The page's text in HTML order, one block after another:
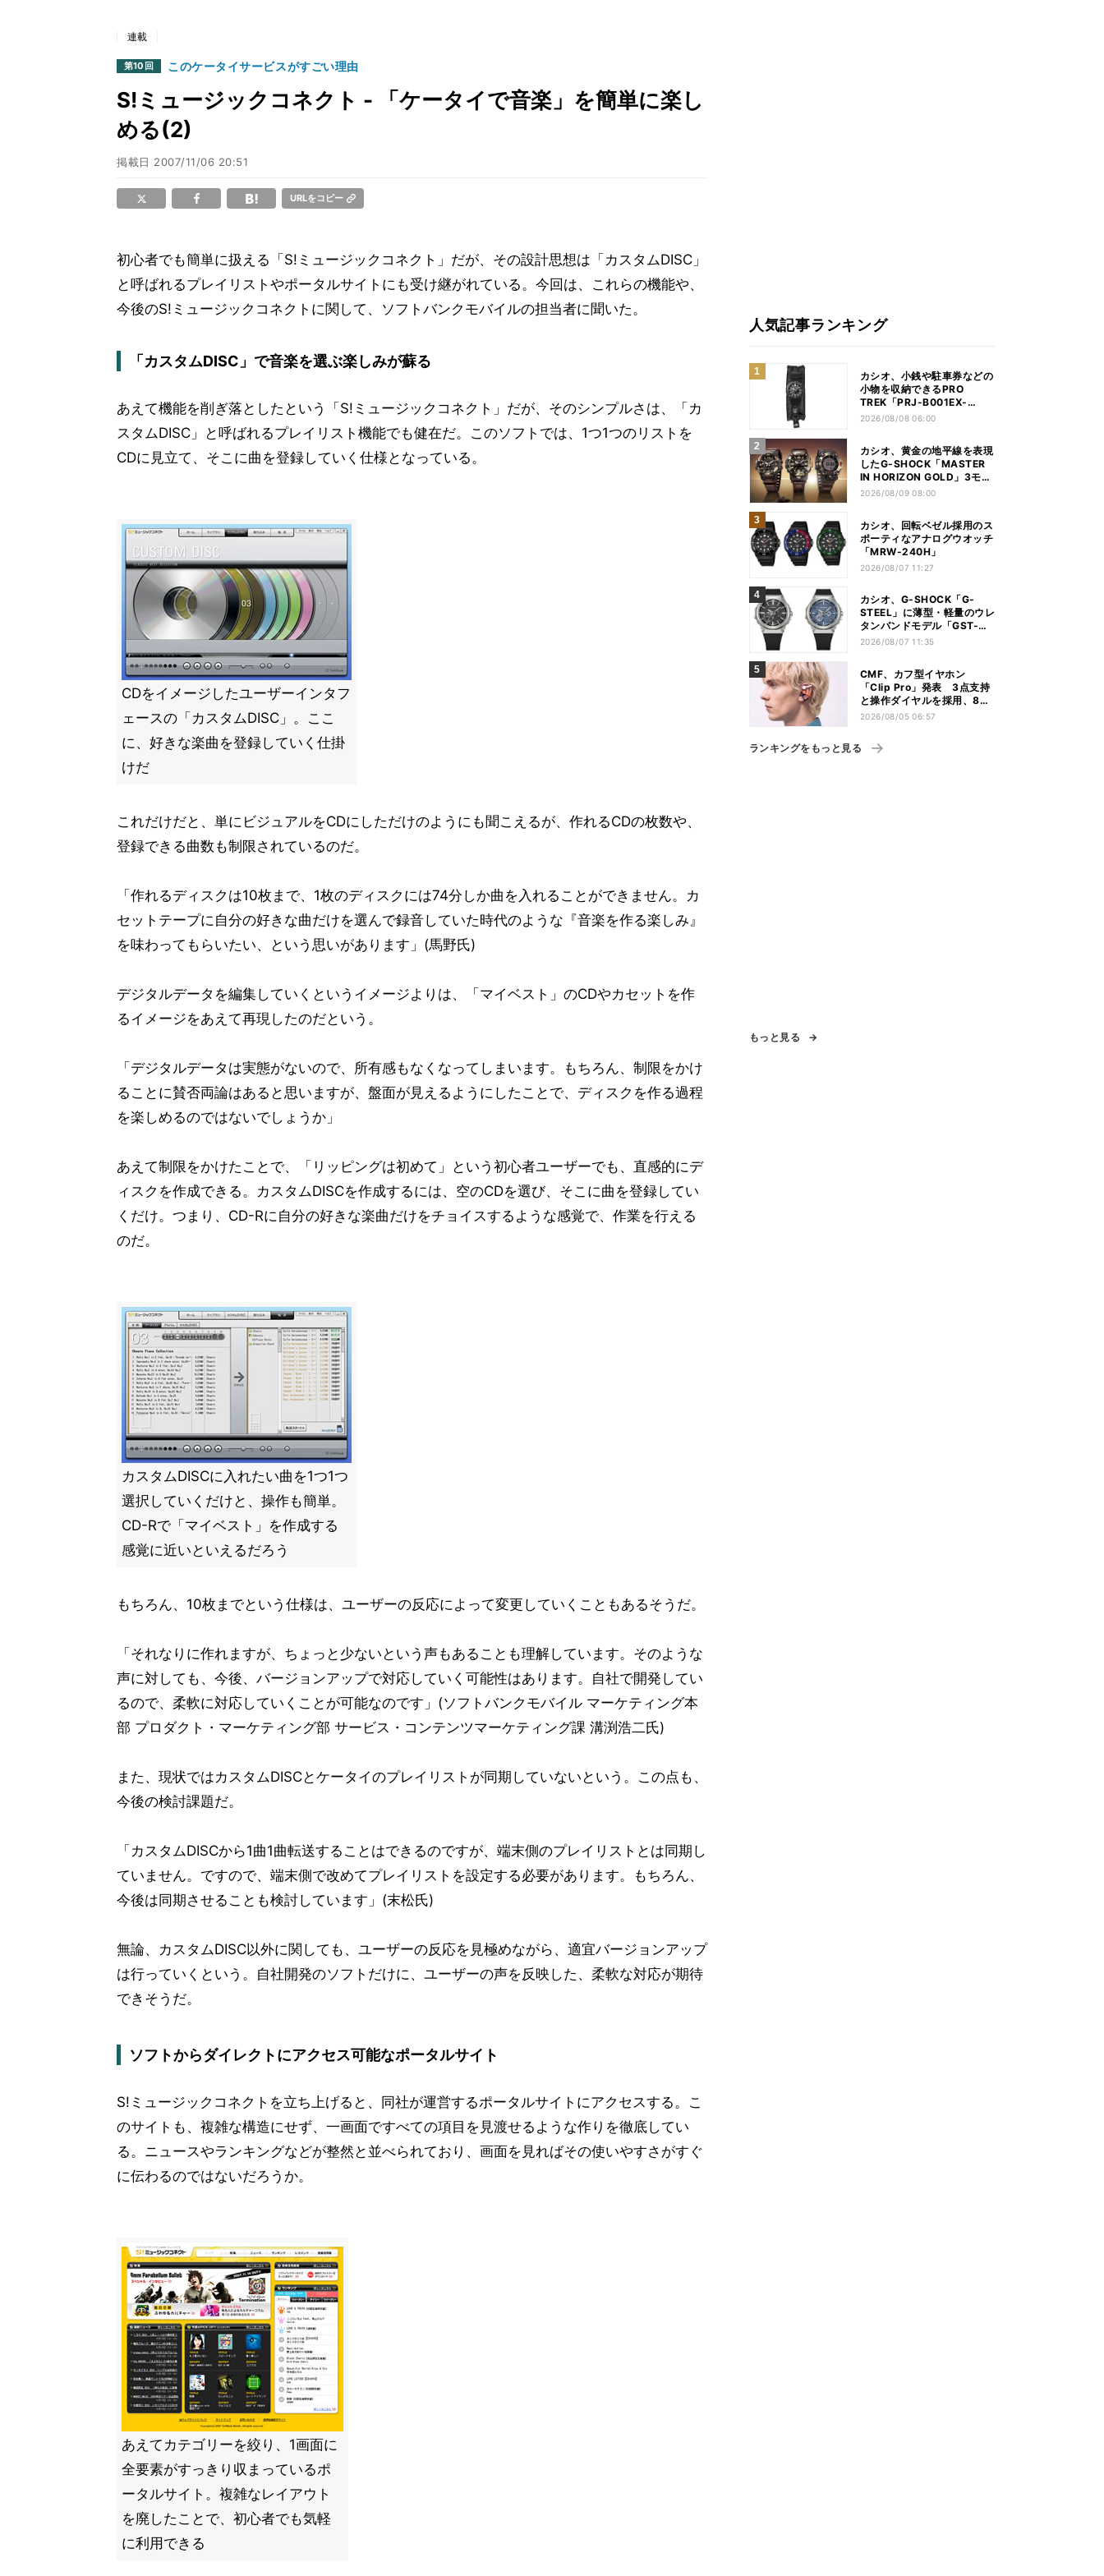
連載
第10回 このケータイサービスがすごい理由
S!ミュージックコネクト - 「ケータイで音楽」を簡単に楽し
める(2)
掲載日 2007/11/06 20:51
URLをコピー
初心者でも簡単に扱える「S!ミュージックコネクト」だが、その設計思想は「カスタムDISC」
と呼ばれるプレイリストやポータルサイトにも受け継がれている。今回は、これらの機能や、
今後のS!ミュージックコネクトに関して、ソフトバンクモバイルの担当者に聞いた。
「カスタムDISC」で音楽を選ぶ楽しみが蘇る
あえて機能を削ぎ落としたという「S!ミュージックコネクト」だが、そのシンプルさは、「カ
スタムDISC」と呼ばれるプレイリスト機能でも健在だ。このソフトでは、1つ1つのリストを
CDに見立て、そこに曲を登録していく仕様となっている。
CDをイメージしたユーザーインタフ
ェースの「カスタムDISC」。ここ
に、好きな楽曲を登録していく仕掛
けだ
これだけだと、単にビジュアルをCDにしただけのようにも聞こえるが、作れるCDの枚数や、
登録できる曲数も制限されているのだ。
「作れるディスクは10枚まで、1枚のディスクには74分しか曲を入れることができません。カ
セットテープに自分の好きな曲だけを選んで録音していた時代のような『音楽を作る楽しみ』
を味わってもらいたい、という思いがあります」(馬野氏)
デジタルデータを編集していくというイメージよりは、「マイベスト」のCDやカセットを作
るイメージをあえて再現したのだという。
「デジタルデータは実態がないので、所有感もなくなってしまいます。もちろん、制限をかけ
ることに賛否両論はあると思いますが、盤面が見えるようにしたことで、ディスクを作る過程
を楽しめるのではないでしょうか」
あえて制限をかけたことで、「リッピングは初めて」という初心者ユーザーでも、直感的にデ
ィスクを作成できる。カスタムDISCを作成するには、空のCDを選び、そこに曲を登録してい
くだけ。つまり、CD-Rに自分の好きな楽曲だけをチョイスするような感覚で、作業を行える
のだ。
カスタムDISCに入れたい曲を1つ1つ
選択していくだけと、操作も簡単。
CD-Rで「マイベスト」を作成する
感覚に近いといえるだろう
もちろん、10枚までという仕様は、ユーザーの反応によって変更していくこともあるそうだ。
「それなりに作れますが、ちょっと少ないという声もあることも理解しています。そのような
声に対しても、今後、バージョンアップで対応していく可能性はあります。自社で開発してい
るので、柔軟に対応していくことが可能なのです」(ソフトバンクモバイル マーケティング本
部 プロダクト・マーケティング部 サービス・コンテンツマーケティング課 溝渕浩二氏)
また、現状ではカスタムDISCとケータイのプレイリストが同期していないという。この点も、
今後の検討課題だ。
「カスタムDISCから1曲1曲転送することはできるのですが、端末側のプレイリストとは同期し
ていません。ですので、端末側で改めてプレイリストを設定する必要があります。もちろん、
今後は同期させることも検討しています」(末松氏)
無論、カスタムDISC以外に関しても、ユーザーの反応を見極めながら、適宜バージョンアップ
は行っていくという。自社開発のソフトだけに、ユーザーの声を反映した、柔軟な対応が期待
できそうだ。
ソフトからダイレクトにアクセス可能なポータルサイト
S!ミュージックコネクトを立ち上げると、同社が運営するポータルサイトにアクセスする。こ
のサイトも、複雑な構造にせず、一画面ですべての項目を見渡せるような作りを徹底してい
る。ニュースやランキングなどが整然と並べられており、画面を見ればその使いやすさがすぐ
に伝わるのではないだろうか。
あえてカテゴリーを絞り、1画面に
全要素がすっきり収まっているポ
ータルサイト。複雑なレイアウト
を廃したことで、初心者でも気軽
に利用できる
人気記事ランキング
カシオ、小銭や駐車券などの
小物を収納できるPRO
TREK「PRJ-B001EX-
1JR」
2026/08/08 06:00
カシオ、黄金の地平線を表現
したG-SHOCK「MASTER
IN HORIZON GOLD」3モデ
ル
2026/08/09 08:00
カシオ、回転ベゼル採用のス
ポーティなアナログウオッチ
「MRW-240H」
2026/08/07 11:27
カシオ、G-SHOCK「G-
STEEL」に薄型・軽量のウレ
タンバンドモデル「GST-
B1000」
2026/08/07 11:35
CMF、カフ型イヤホン
「Clip Pro」発表 3点支持
と操作ダイヤルを採用、8月
15日発売
2026/08/05 06:57
ランキングをもっと見る
もっと見る